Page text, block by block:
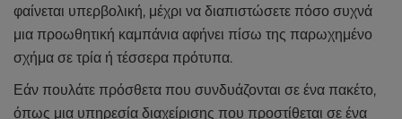
φαίνεται υπερβολική, μέχρι να διαπιστώσετε πόσο συχνά
μια προωθητική καμπάνια αφήνει πίσω της παρωχημένο
σχήμα σε τρία ή τέσσερα πρότυπα.
Εάν πουλάτε πρόσθετα που συνδυάζονται σε ένα πακέτο,
όπως μια υπηρεσία διαχείρισης που προστίθεται σε ένα